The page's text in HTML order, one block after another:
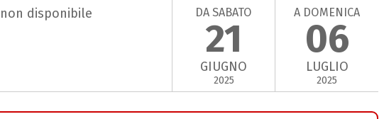
disponibile DA SABATO
21
GIUGNO
2025
A DOMENICA
06
LUGLIO
2025